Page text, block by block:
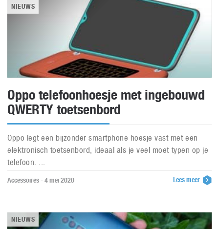
NIEUWS
Oppo telefoonhoesje met ingebouwd
QWERTY toetsenbord
Oppo legt een bijzonder smartphone hoesje vast met een
elektronisch toetsenbord, ideaal als je veel moet typen op je
telefoon. ...
Accessoires - 4 mei 2020 Lees meer
NIEUWS